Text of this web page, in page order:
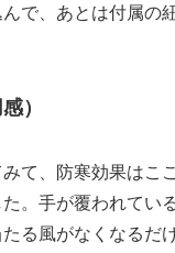
で、あとは付属の
）
て、防寒効果はこ
。手が覆われてい
る風がなくなるだ